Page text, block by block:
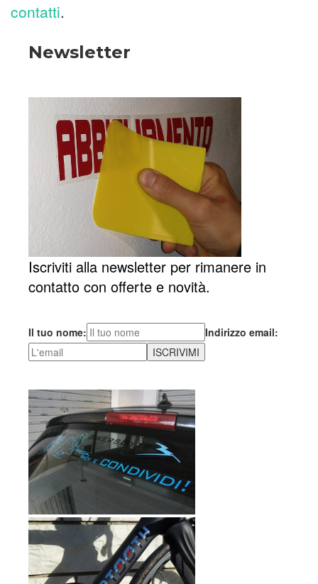
contatti.
Newsletter
Iscriviti alla newsletter per rimanere in
contatto con offerte e novità.
Il tuo nome: Indirizzo email: